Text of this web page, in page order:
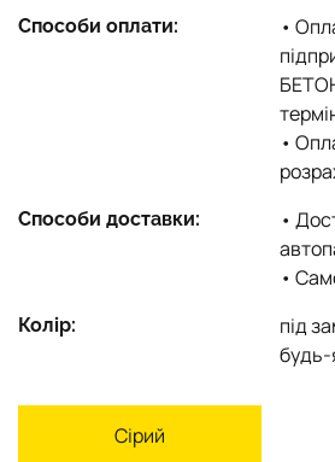
Способи оплати:
•
•
Способи доставки:
•
•
Колір:
під
будь-
Сірий